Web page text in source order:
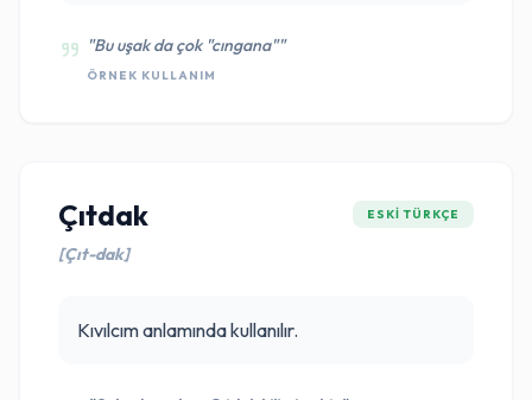
"Bu uşak da çok "cıngana""
ÖRNEK KULLANIM
Çıtdak
[Çıt-dak]
ESKI TÜRKÇE
Kıvılcım anlamında kullanılır.